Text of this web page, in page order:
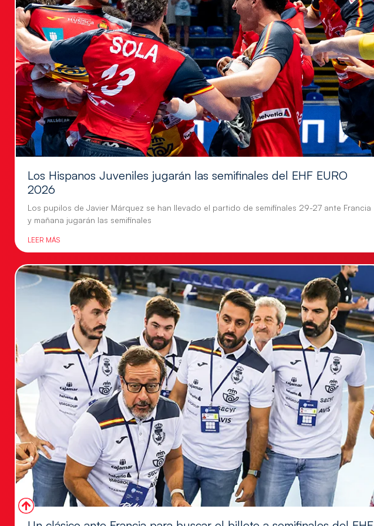
Los Hispanos Juveniles jugarán las semifinales del EHF EURO
2026
Los pupilos de Javier Márquez se han llevado el partido de semifinales 29-27 ante Francia
y mañana jugarán las semifinales
LEER MÁS